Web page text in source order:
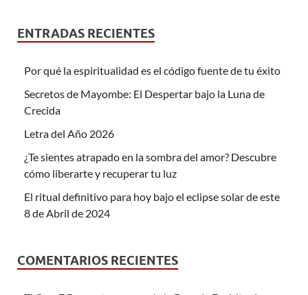
ENTRADAS RECIENTES
Por qué la espiritualidad es el código fuente de tu éxito
Secretos de Mayombe: El Despertar bajo la Luna de
Crecida
Letra del Año 2026
¿Te sientes atrapado en la sombra del amor? Descubre
cómo liberarte y recuperar tu luz
El ritual definitivo para hoy bajo el eclipse solar de este
8 de Abril de 2024
COMENTARIOS RECIENTES